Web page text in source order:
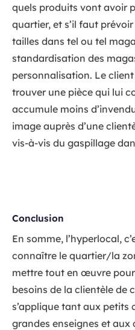
quels produits vont avoir
quartier, et s’il faut
tailles dans tel ou tel
standardisation des
personnalisation. Le
trouver une pièce qui lui
accumule moins
image auprès d’une
vis-à-vis du gaspillage
Conclusion
En somme, l’hyperlocal,
connaître le quartier/la
mettre tout en œuvre
besoins de la clientèle de
s’applique tant aux petits
grandes enseignes et aux